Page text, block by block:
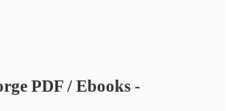
PDF / Ebooks -